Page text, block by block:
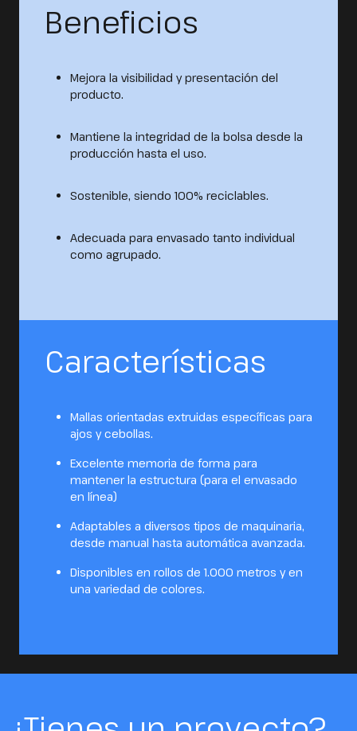
Beneficios
Mejora la visibilidad y presentación del
producto.
Mantiene la integridad de la bolsa desde la
producción hasta el uso.
Sostenible, siendo 100% reciclables.
Adecuada para envasado tanto individual
como agrupado.
Características
Mallas orientadas extruidas específicas para
ajos y cebollas.
Excelente memoria de forma para
mantener la estructura (para el envasado
en línea)
Adaptables a diversos tipos de maquinaria,
desde manual hasta automática avanzada.
Disponibles en rollos de 1.000 metros y en
una variedad de colores.